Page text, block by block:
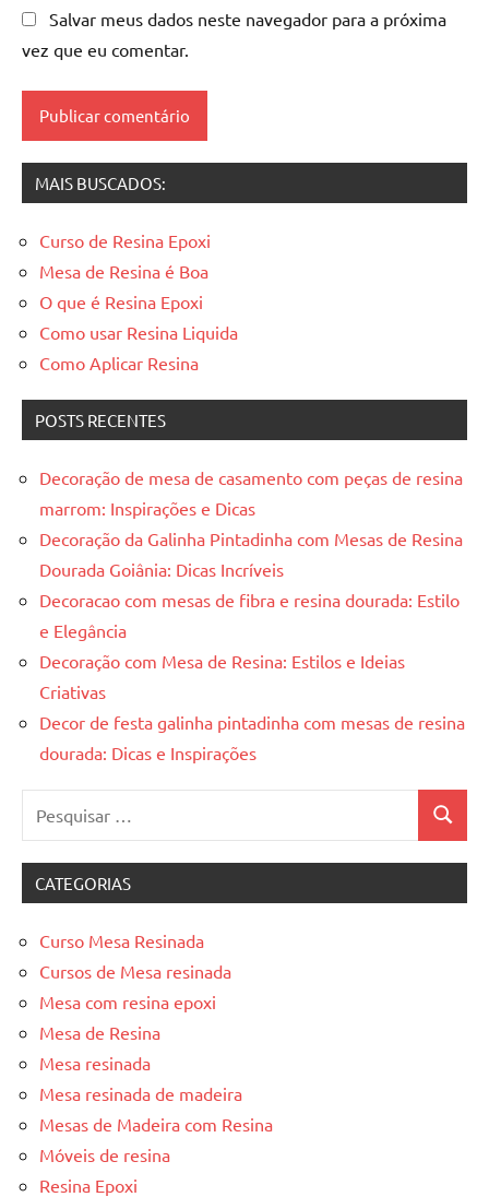
de
madeira
mesas
resinadas
Salvar meus dados neste navegador para a próxima
vez que eu comentar.
MAIS BUSCADOS:
Curso de Resina Epoxi
Mesa de Resina é Boa
O que é Resina Epoxi
Como usar Resina Liquida
Como Aplicar Resina
POSTS RECENTES
Decoração de mesa de casamento com peças de resina
marrom: Inspirações e Dicas
Decoração da Galinha Pintadinha com Mesas de Resina
Dourada Goiânia: Dicas Incríveis
Decoracao com mesas de fibra e resina dourada: Estilo
e Elegância
Decoração com Mesa de Resina: Estilos e Ideias
Criativas
Decor de festa galinha pintadinha com mesas de resina
dourada: Dicas e Inspirações
CATEGORIAS
Curso Mesa Resinada
Cursos de Mesa resinada
Mesa com resina epoxi
Mesa de Resina
Mesa resinada
Mesa resinada de madeira
Mesas de Madeira com Resina
Móveis de resina
Resina Epoxi